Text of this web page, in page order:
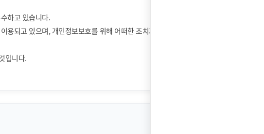
하고 있습니다.
되고 있으며, 개인정보보호를 위해 어떠한 조치가 취해지
입니다.